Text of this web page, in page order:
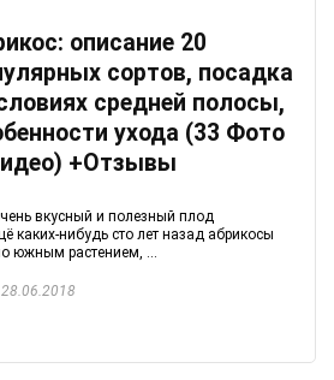
описание 20
сортов, посадка
средней полосы,
ухода (33 Фото
+Отзывы
вкусный и полезный плод
каких-нибудь сто лет назад абрикосы
южным растением, ...
28.06.2018